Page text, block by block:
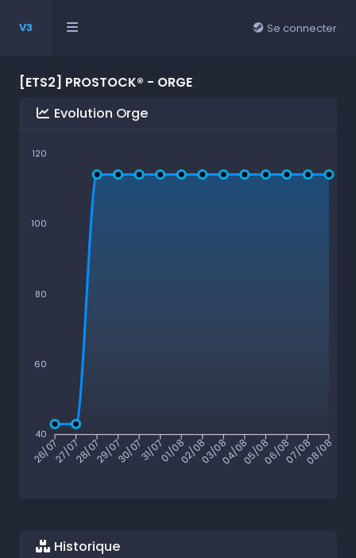
V3 Se connecter
[ETS2] PROSTOCK® - ORGE
Evolution Orge
120
100
80
60
40
26/0727/0728/0729/0730/0731/0701/0802/0803/0804/0805/0806/0807/0808/08
Historique